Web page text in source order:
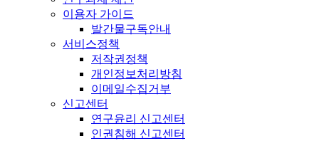
이용자 가이드
발간물구독안내
서비스정책
저작권정책
개인정보처리방침
이메일수집거부
신고센터
연구윤리 신고센터
인권침해 신고센터